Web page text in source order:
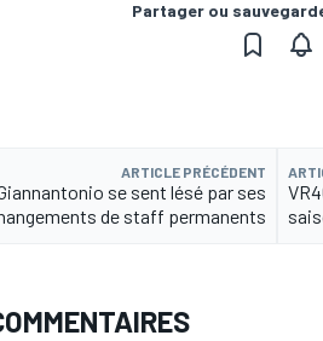
Partager ou
ARTICLE PRÉCÉDENT
se sent lésé par ses
de staff permanents